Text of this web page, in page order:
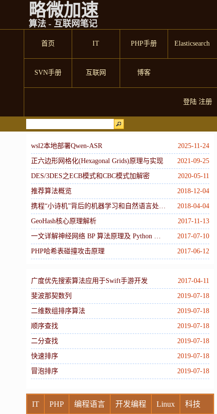
略微加速
算法 - 互联网笔记
首页 IT PHP手册 Elasticsearch
SVN手册 互联网 博客
登陆 注册
2025-11-24
wsl2本地部署Qwen-ASR
2021-09-25
正六边形网格化(Hexagonal Grids)原理与实现
2020-05-11
DES/3DES之ECB模式和CBC模式加解密
2018-12-04
推荐算法概览
2018-04-04
携程“小诗机”背后的机器学习和自然语言处理技术
2017-11-13
GeoHash核心原理解析
2017-07-10
一文详解神经网络 BP 算法原理及 Python 实现
2017-06-12
PHP哈希表碰撞攻击原理
2017-04-11
广度优先搜索算法应用于Swift手游开发
2019-07-18
斐波那契数列
2019-07-18
二维数组排序算法
2019-07-18
顺序查找
2019-07-18
二分查找
2019-07-18
快速排序
2019-07-18
冒泡排序
IT PHP 编程语言 开发编程 Linux 科技